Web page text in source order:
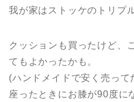
我が家はストッケのトリプ
クッションも買ったけど、
てもよかったかも。
(ハンドメイドで安く売って
座ったときにお膝が90度に